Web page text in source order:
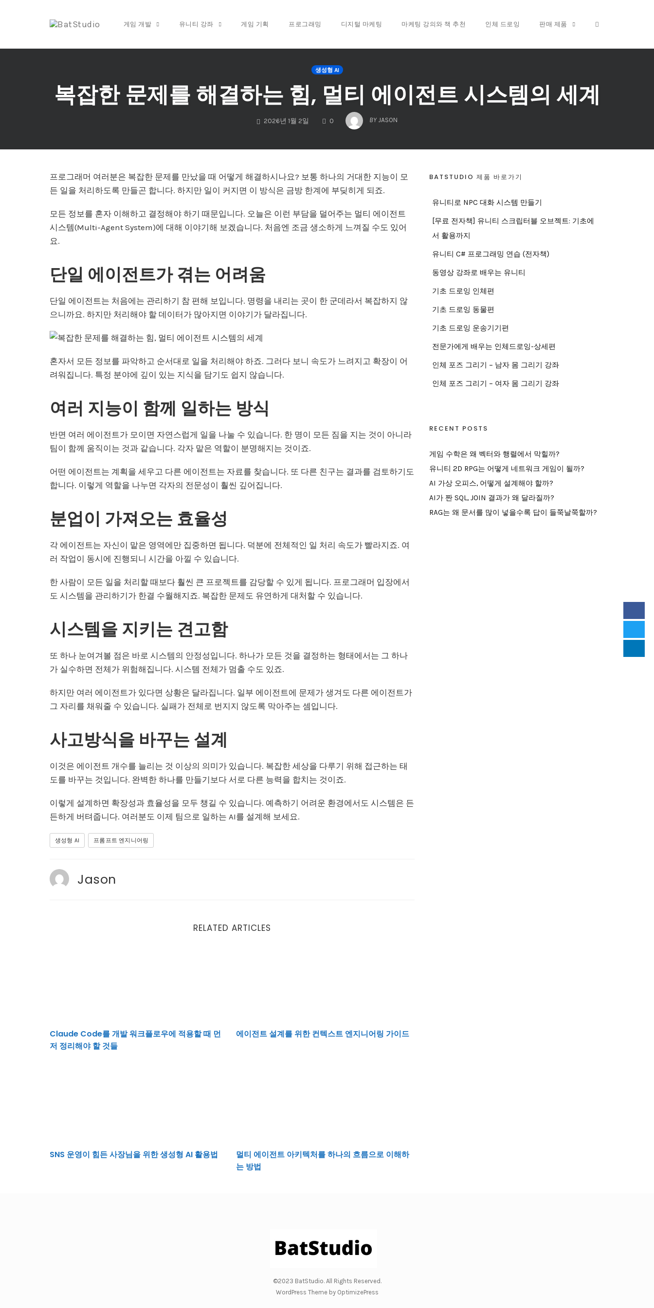
게임 개발 유니티 강좌 게임 기획 프로그래밍 디지털 마케팅 마케팅 강의와 책 추천 인체 드로잉 판매 제품
생성형 AI
복잡한 문제를 해결하는 힘, 멀티 에이전트 시스템의 세계
2026년 1월 2일 0
COMMENTS
BY JASON
프로그래머 여러분은 복잡한 문제를 만났을 때 어떻게 해결하시나요? 보통 하나의 거대한 지능이 모
든 일을 처리하도록 만들곤 합니다. 하지만 일이 커지면 이 방식은 금방 한계에 부딪히게 되죠.
모든 정보를 혼자 이해하고 결정해야 하기 때문입니다. 오늘은 이런 부담을 덜어주는 멀티 에이전트
시스템(Multi-Agent System)에 대해 이야기해 보겠습니다. 처음엔 조금 생소하게 느껴질 수도 있어
요.
단일 에이전트가 겪는 어려움
단일 에이전트는 처음에는 관리하기 참 편해 보입니다. 명령을 내리는 곳이 한 군데라서 복잡하지 않
으니까요. 하지만 처리해야 할 데이터가 많아지면 이야기가 달라집니다.
혼자서 모든 정보를 파악하고 순서대로 일을 처리해야 하죠. 그러다 보니 속도가 느려지고 확장이 어
려워집니다. 특정 분야에 깊이 있는 지식을 담기도 쉽지 않습니다.
여러 지능이 함께 일하는 방식
반면 여러 에이전트가 모이면 자연스럽게 일을 나눌 수 있습니다. 한 명이 모든 짐을 지는 것이 아니라
팀이 함께 움직이는 것과 같습니다. 각자 맡은 역할이 분명해지는 것이죠.
어떤 에이전트는 계획을 세우고 다른 에이전트는 자료를 찾습니다. 또 다른 친구는 결과를 검토하기도
합니다. 이렇게 역할을 나누면 각자의 전문성이 훨씬 깊어집니다.
분업이 가져오는 효율성
각 에이전트는 자신이 맡은 영역에만 집중하면 됩니다. 덕분에 전체적인 일 처리 속도가 빨라지죠. 여
러 작업이 동시에 진행되니 시간을 아낄 수 있습니다.
한 사람이 모든 일을 처리할 때보다 훨씬 큰 프로젝트를 감당할 수 있게 됩니다. 프로그래머 입장에서
도 시스템을 관리하기가 한결 수월해지죠. 복잡한 문제도 유연하게 대처할 수 있습니다.
시스템을 지키는 견고함
또 하나 눈여겨볼 점은 바로 시스템의 안정성입니다. 하나가 모든 것을 결정하는 형태에서는 그 하나
가 실수하면 전체가 위험해집니다. 시스템 전체가 멈출 수도 있죠.
하지만 여러 에이전트가 있다면 상황은 달라집니다. 일부 에이전트에 문제가 생겨도 다른 에이전트가
그 자리를 채워줄 수 있습니다. 실패가 전체로 번지지 않도록 막아주는 셈입니다.
사고방식을 바꾸는 설계
이것은 에이전트 개수를 늘리는 것 이상의 의미가 있습니다. 복잡한 세상을 다루기 위해 접근하는 태
도를 바꾸는 것입니다. 완벽한 하나를 만들기보다 서로 다른 능력을 합치는 것이죠.
이렇게 설계하면 확장성과 효율성을 모두 챙길 수 있습니다. 예측하기 어려운 환경에서도 시스템은 든
든하게 버텨줍니다. 여러분도 이제 팀으로 일하는 AI를 설계해 보세요.
생성형 AI 프롬프트 엔지니어링
Jason
RELATED ARTICLES
Claude Code를 개발 워크플로우에 적용할 때 먼
저 정리해야 할 것들
에이전트 설계를 위한 컨텍스트 엔지니어링 가이드
SNS 운영이 힘든 사장님을 위한 생성형 AI 활용법
멀티 에이전트 아키텍처를 하나의 흐름으로 이해하
는 방법
BATSTUDIO 제품 바로가기
유니티로 NPC 대화 시스템 만들기
[무료 전자책] 유니티 스크립터블 오브젝트: 기초에
서 활용까지
유니티 C# 프로그래밍 연습 (전자책)
동영상 강좌로 배우는 유니티
기초 드로잉 인체편
기초 드로잉 동물편
기초 드로잉 운송기기편
전문가에게 배우는 인체드로잉-상세편
인체 포즈 그리기 – 남자 몸 그리기 강좌
인체 포즈 그리기 – 여자 몸 그리기 강좌
RECENT POSTS
게임 수학은 왜 벡터와 행렬에서 막힐까?
유니티 2D RPG는 어떻게 네트워크 게임이 될까?
AI 가상 오피스, 어떻게 설계해야 할까?
AI가 짠 SQL, JOIN 결과가 왜 달라질까?
RAG는 왜 문서를 많이 넣을수록 답이 들쭉날쭉할까?
©2023 BatStudio. All Rights Reserved.
WordPress Theme by OptimizePress